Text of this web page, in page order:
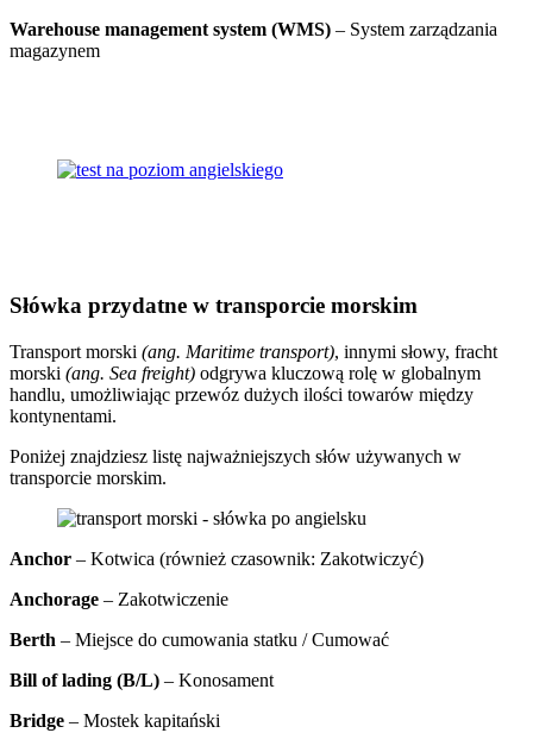
Warehouse management system (WMS) – System zarządzania
magazynem
Słówka przydatne w transporcie morskim
Transport morski (ang. Maritime transport), innymi słowy, fracht
morski (ang. Sea freight) odgrywa kluczową rolę w globalnym
handlu, umożliwiając przewóz dużych ilości towarów między
kontynentami.
Poniżej znajdziesz listę najważniejszych słów używanych w
transporcie morskim.
Anchor – Kotwica (również czasownik: Zakotwiczyć)
Anchorage – Zakotwiczenie
Berth – Miejsce do cumowania statku / Cumować
Bill of lading (B/L) – Konosament
Bridge – Mostek kapitański